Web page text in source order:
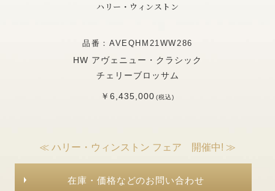
ハリー・ウィンストン
品番：AVEQHM21WW286
HW アヴェニュー・クラシック
チェリーブロッサム
￥6,435,000(税込)
≪ ハリー・ウィンストン フェア 開催中! ≫
在庫・価格などのお問い合わせ